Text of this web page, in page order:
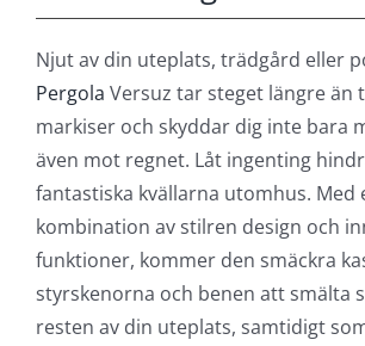
Njut av din uteplats, trädgård eller
Pergola Versuz tar steget längre än
markiser och skyddar dig inte bara
även mot regnet. Låt ingenting
fantastiska kvällarna utomhus. Med
kombination av stilren design och
funktioner, kommer den smäckra
styrskenorna och benen att smälta
resten av din uteplats, samtidigt